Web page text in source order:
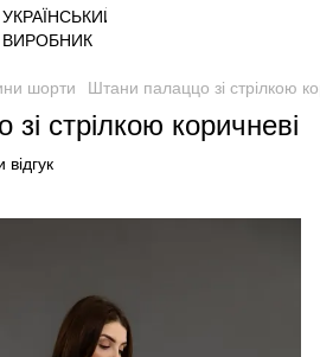
шорти Штани палаццо зі стрілкою
стрілкою коричневі